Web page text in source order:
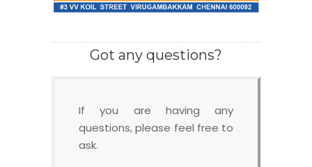
Got any questions?
If you are having any
questions, please feel free to
ask.